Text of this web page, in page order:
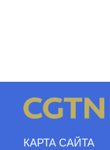
КАРТА САЙТА